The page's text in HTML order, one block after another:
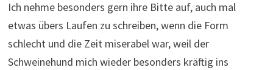
Ich nehme besonders gern ihre Bitte auf, auch mal
etwas übers Laufen zu schreiben, wenn die Form
schlecht und die Zeit miserabel war, weil der
Schweinehund mich wieder besonders kräftig ins